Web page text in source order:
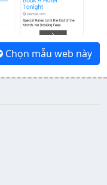
chuyên
Chọn mẫu web này